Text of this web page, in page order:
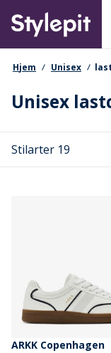
main
content
Primary
Hjem Unisex
Unisex
Stilarter 19
ARKK Copenhagen